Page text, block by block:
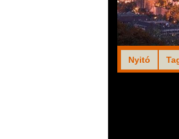
Nyitó